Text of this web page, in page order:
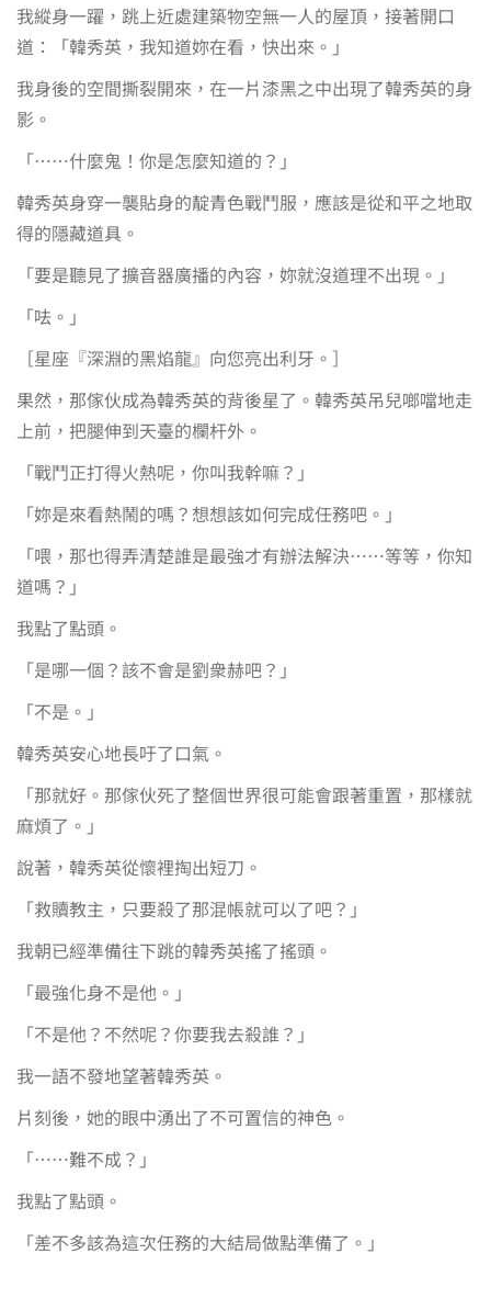
我縱身一躍，跳上近處建築物空無一人的屋頂，接著開口
道：「韓秀英，我知道妳在看，快出來。」
我身後的空間撕裂開來，在一片漆黑之中出現了韓秀英的身
影。
「……什麼鬼！你是怎麼知道的？」
韓秀英身穿一襲貼身的靛青色戰鬥服，應該是從和平之地取
得的隱藏道具。
「要是聽見了擴音器廣播的內容，妳就沒道理不出現。」
「呿。」
［星座『深淵的黑焰龍』向您亮出利牙。］
果然，那傢伙成為韓秀英的背後星了。韓秀英吊兒啷噹地走
上前，把腿伸到天臺的欄杆外。
「戰鬥正打得火熱呢，你叫我幹嘛？」
「妳是來看熱鬧的嗎？想想該如何完成任務吧。」
「喂，那也得弄清楚誰是最強才有辦法解決……等等，你知
道嗎？」
我點了點頭。
「是哪一個？該不會是劉衆赫吧？」
「不是。」
韓秀英安心地長吁了口氣。
「那就好。那傢伙死了整個世界很可能會跟著重置，那樣就
麻煩了。」
說著，韓秀英從懷裡掏出短刀。
「救贖教主，只要殺了那混帳就可以了吧？」
我朝已經準備往下跳的韓秀英搖了搖頭。
「最強化身不是他。」
「不是他？不然呢？你要我去殺誰？」
我一語不發地望著韓秀英。
片刻後，她的眼中湧出了不可置信的神色。
「……難不成？」
我點了點頭。
「差不多該為這次任務的大結局做點準備了。」